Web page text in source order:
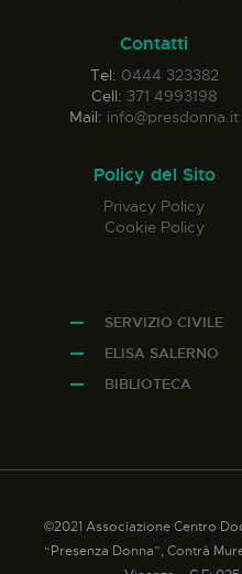
Contatti
Tel: 0444 323382
Cell: 371 4993198
Mail: info@presdonna.it
Policy del Sito
Privacy Policy
Cookie Policy
SERVIZIO CIVILE
ELISA SALERNO
BIBLIOTECA
©2021 Associazione Centro
“Presenza Donna”, Contrà